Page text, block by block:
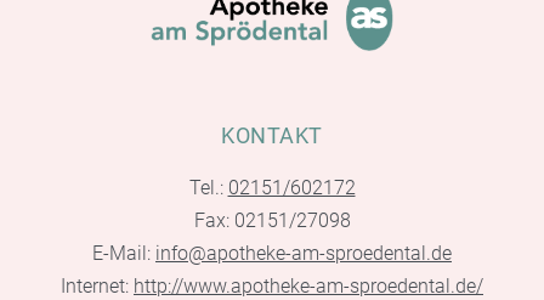
KONTAKT
Tel.: 02151/602172
Fax: 02151/27098
E-Mail: info@apotheke-am-sproedental.de
Internet: http://www.apotheke-am-sproedental.de/